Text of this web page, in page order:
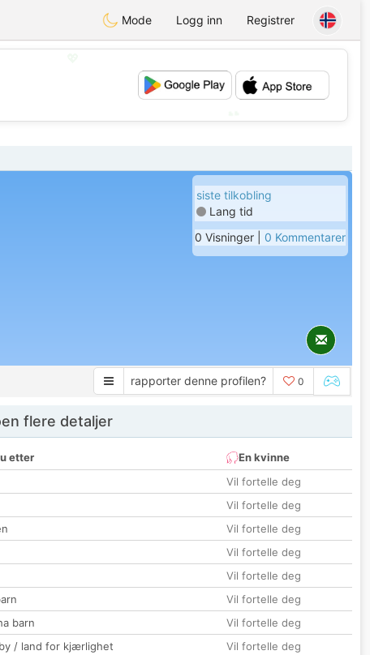
Mode Logg inn Registrer
siste tilkobling
Lang tid
0 Visninger | 0 Kommentarer
rapporter denne profilen? 0
flere detaljer
etter
En kvinne
Vil fortelle deg
Vil fortelle deg
Vil fortelle deg
Vil fortelle deg
Vil fortelle deg
Vil fortelle deg
barn
Vil fortelle deg
/ land for kjærlighet
Vil fortelle deg